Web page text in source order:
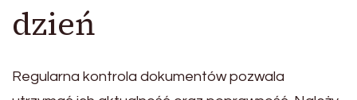
dzień
Regularna kontrola dokumentów pozwala